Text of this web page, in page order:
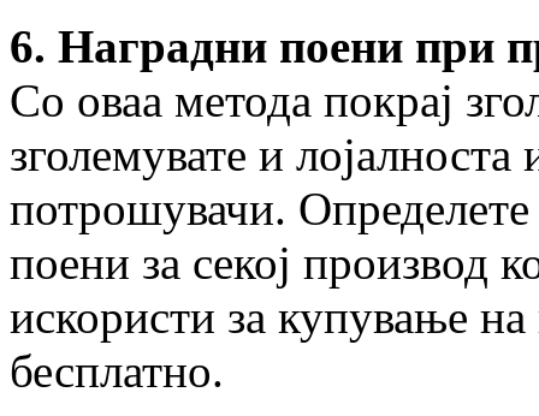
6. Наградни поени при
Со оваа метода покрај
зголемувате и
потрошувачи. Определете
поени за секој производ
искористи за купување
бесплатно.